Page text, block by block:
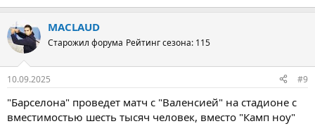
MACLAUD
Старожил форума Рейтинг сезона: 115
10.09.2025 #9
"Барселона" проведет матч с "Валенсией" на стадионе с
вместимостью шесть тысяч человек, вместо "Камп ноу"